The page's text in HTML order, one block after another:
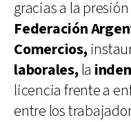
gracias a la
Federación
Comercios,
laborales,la
licencia frente a
entre los